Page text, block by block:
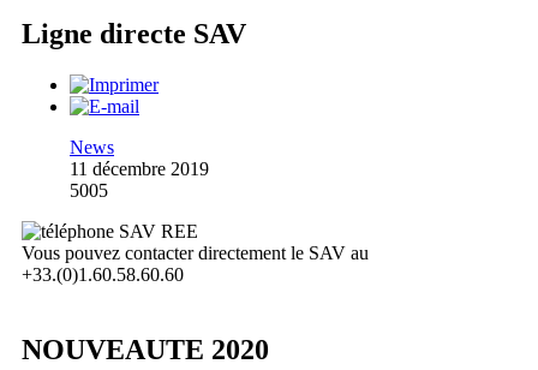
Ligne directe SAV
News
11 décembre 2019
5005
Vous pouvez contacter directement le SAV au
+33.(0)1.60.58.60.60
NOUVEAUTE 2020